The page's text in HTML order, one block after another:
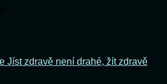
Jíst zdravě není drahé, žít zdravě